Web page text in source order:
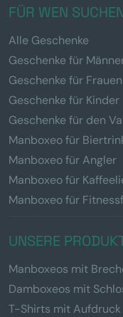
FÜR WEN
Alle Geschenke
Geschenke für
Geschenke für Frauen
Geschenke für Kinder
Geschenke für den
Manboxeo für
Manboxeo für Angler
Manboxeo für
Manboxeo für
UNSERE
Manboxeos mit
Damboxeos mit
T-Shirts mit Aufdruck